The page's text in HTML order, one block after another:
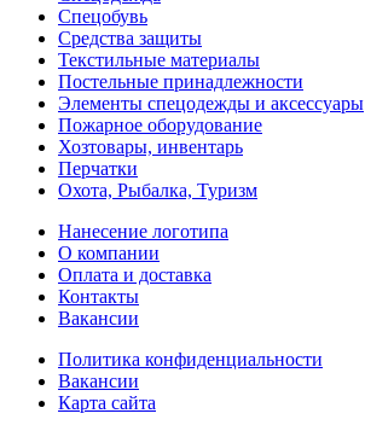
Спецобувь
Средства защиты
Текстильные материалы
Постельные принадлежности
Элементы спецодежды и аксессуары
Пожарное оборудование
Хозтовары, инвентарь
Перчатки
Охота, Рыбалка, Туризм
Нанесение логотипа
О компании
Оплата и доставка
Контакты
Вакансии
Политика конфиденциальности
Вакансии
Карта сайта